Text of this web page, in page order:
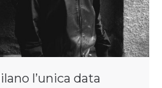
l’unica data